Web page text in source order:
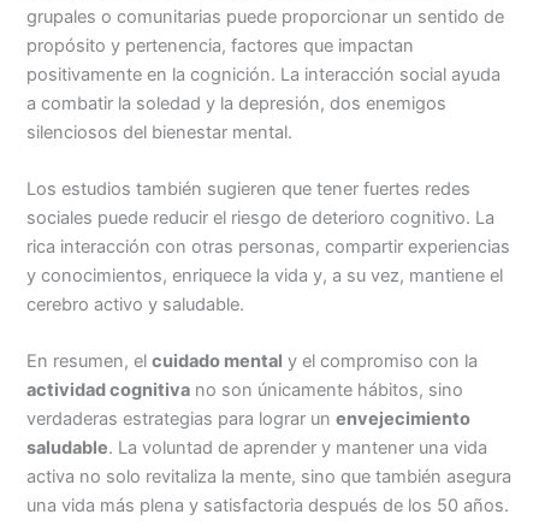
grupales o comunitarias puede proporcionar un sentido de
propósito y pertenencia, factores que impactan
positivamente en la cognición. La interacción social ayuda
a combatir la soledad y la depresión, dos enemigos
silenciosos del bienestar mental.
Los estudios también sugieren que tener fuertes redes
sociales puede reducir el riesgo de deterioro cognitivo. La
rica interacción con otras personas, compartir experiencias
y conocimientos, enriquece la vida y, a su vez, mantiene el
cerebro activo y saludable.
En resumen, elcuidado mental y el compromiso con la
actividad cognitiva no son únicamente hábitos, sino
verdaderas estrategias para lograr unenvejecimiento
saludable. La voluntad de aprender y mantener una vida
activa no solo revitaliza la mente, sino que también asegura
una vida más plena y satisfactoria después de los 50 años.